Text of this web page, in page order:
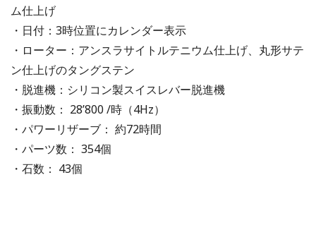
ム仕上げ
・日付：3時位置にカレンダー表示
・ローター：アンスラサイトルテニウム仕上げ、丸形サテ
ン仕上げのタングステン
・脱進機：シリコン製スイスレバー脱進機
・振動数： 28’800 /時（4Hz）
・パワーリザーブ： 約72時間
・パーツ数： 354個
・石数： 43個